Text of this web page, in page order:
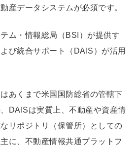
産データシステムが必須です。
ム・情報総局（BSI）が提供す
び統合サポート（DAIS）が活用
あくまで米国国防総省の管轄下
DAISは実質上、不動産や資産情
リポジトリ（保管所）としての
に、不動産情報共通プラットフ